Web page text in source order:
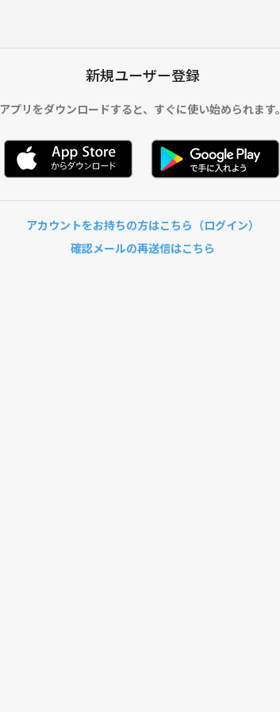
新規ユーザー登録
アプリをダウンロードすると、 すぐに使い始められます。
アカウントをお持ちの方はこちら（ログイン）
確認メールの再送信はこちら